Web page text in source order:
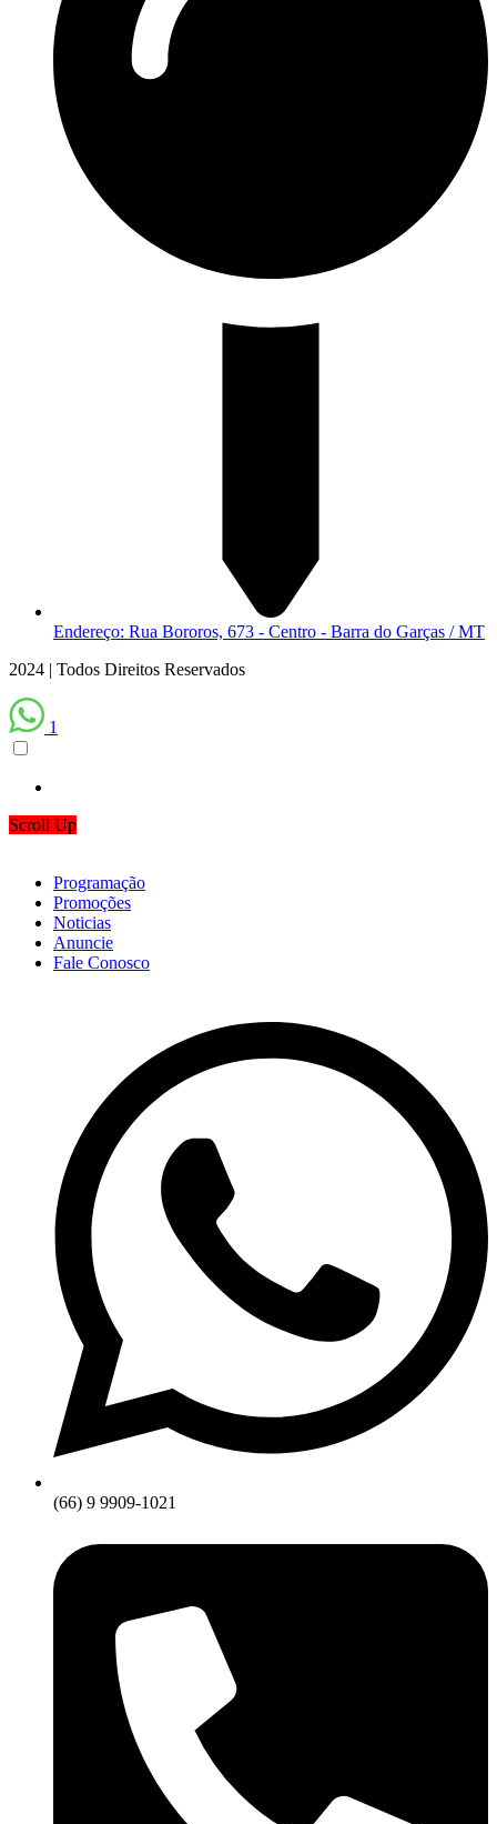
Endereço: Rua Bororos, 673 - Centro - Barra do Garças / MT
2024 | Todos Direitos Reservados
1
Scroll Up
Programação
Promoções
Noticias
Anuncie
Fale Conosco
(66) 9 9909-1021